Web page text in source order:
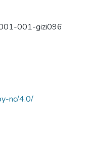
001-gizi096
nc/4.0/